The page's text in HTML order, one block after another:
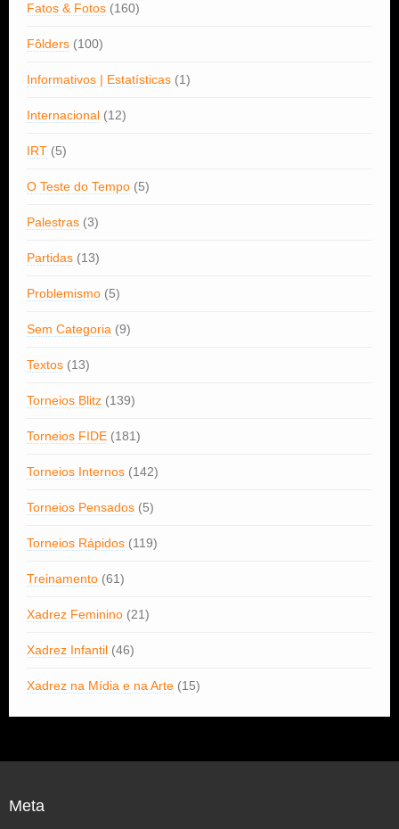
Fatos & Fotos (160)
Fôlders (100)
Informativos | Estatísticas (1)
Internacional (12)
IRT (5)
O Teste do Tempo (5)
Palestras (3)
Partidas (13)
Problemismo (5)
Sem Categoria (9)
Textos (13)
Torneios Blitz (139)
Torneios FIDE (181)
Torneios Internos (142)
Torneios Pensados (5)
Torneios Rápidos (119)
Treinamento (61)
Xadrez Feminino (21)
Xadrez Infantil (46)
Xadrez na Mídia e na Arte (15)
Meta